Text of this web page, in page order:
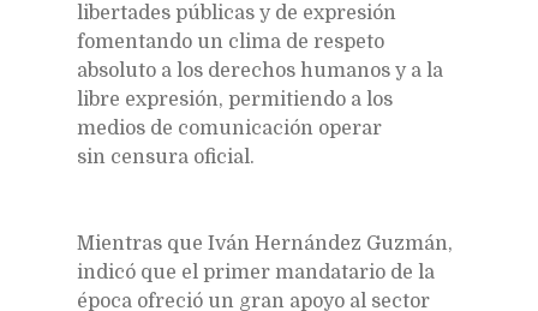
libertades públicas y de expresión
fomentando un clima de respeto
absoluto a los derechos humanos y a la
libre expresión, permitiendo a los
medios de comunicación operar
sin censura oficial.
Mientras que Iván Hernández Guzmán,
indicó que el primer mandatario de la
época ofreció un gran apoyo al sector